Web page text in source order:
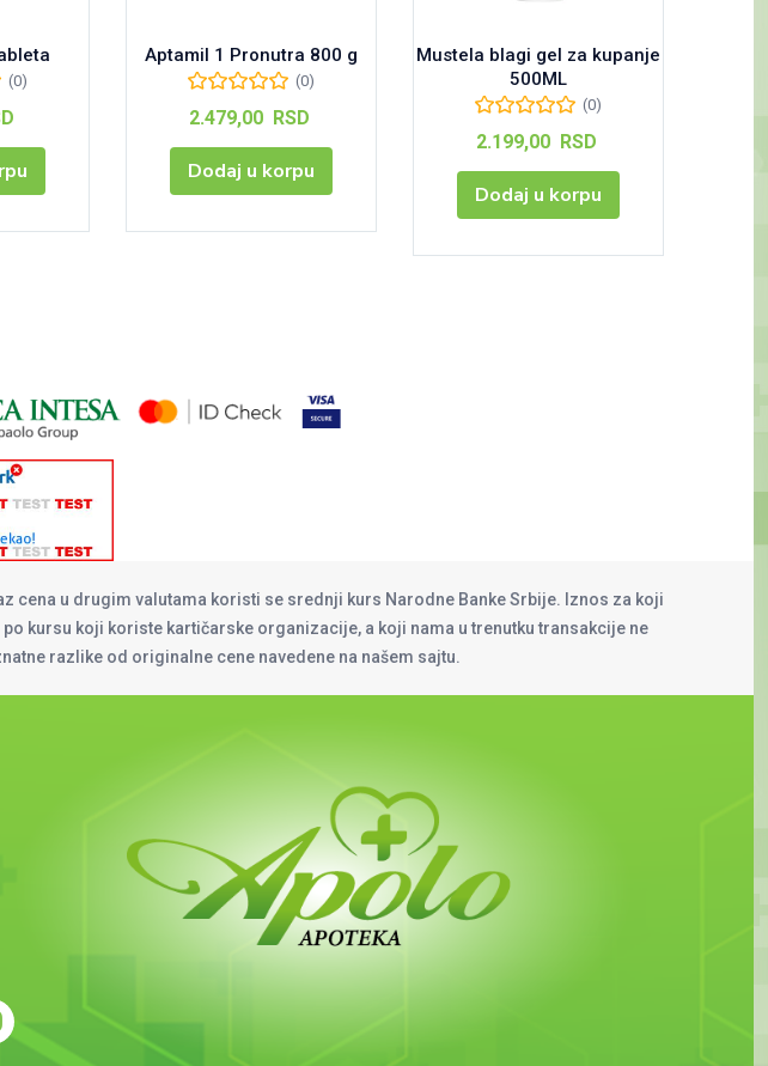
(0)
Aptamil 1 Pronutra 800 g
(0)
2.479,00 RSD
Dodaj u korpu
Mustela blagi gel za kupanje
500ML
(0)
2.199,00 RSD
Dodaj u korpu
cena u drugim valutama koristi se srednji kurs Narodne Banke Srbije. Iznos za koji
kursu koji koriste kartičarske organizacije, a koji nama u trenutku transakcije ne
razlike od originalne cene navedene na našem sajtu.